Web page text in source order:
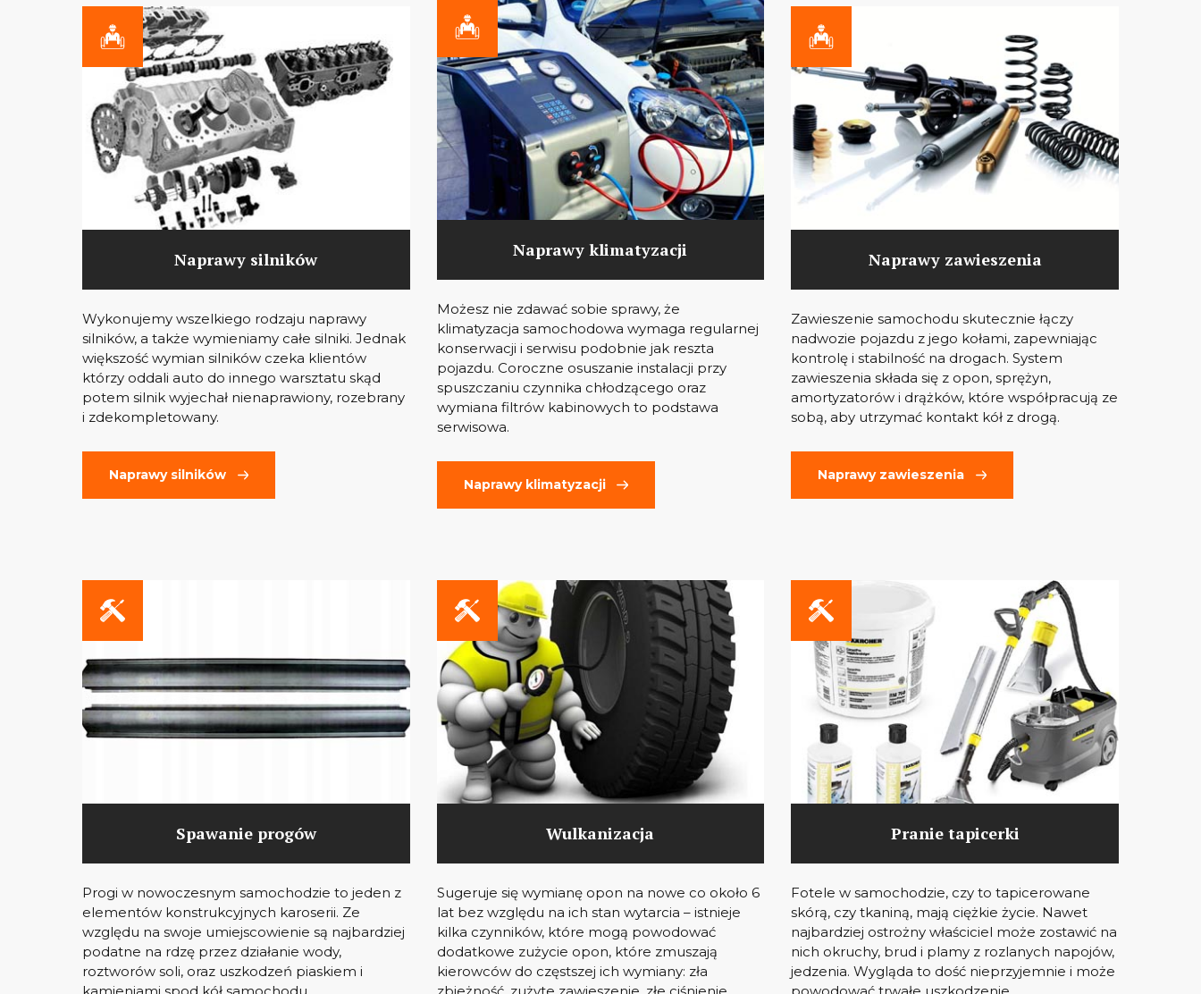
Naprawy silników
Wykonujemy wszelkiego rodzaju naprawy
silników, a także wymieniamy całe silniki. Jednak
większość wymian silników czeka klientów
którzy oddali auto do innego warsztatu skąd
potem silnik wyjechał nienaprawiony, rozebrany
i zdekompletowany.
Naprawy silników
Naprawy klimatyzacji
Możesz nie zdawać sobie sprawy, że
klimatyzacja samochodowa wymaga regularnej
konserwacji i serwisu podobnie jak reszta
pojazdu. Coroczne osuszanie instalacji przy
spuszczaniu czynnika chłodzącego oraz
wymiana filtrów kabinowych to podstawa
serwisowa.
Naprawy klimatyzacji
Naprawy zawieszenia
Zawieszenie samochodu skutecznie łączy
nadwozie pojazdu z jego kołami, zapewniając
kontrolę i stabilność na drogach. System
zawieszenia składa się z opon, sprężyn,
amortyzatorów i drążków, które współpracują ze
sobą, aby utrzymać kontakt kół z drogą.
Naprawy zawieszenia
Spawanie progów
Progi w nowoczesnym samochodzie to jeden z
elementów konstrukcyjnych karoserii. Ze
względu na swoje umiejscowienie są najbardziej
podatne na rdzę przez działanie wody,
roztworów soli, oraz uszkodzeń piaskiem i
Wulkanizacja
Sugeruje się wymianę opon na nowe co około 6
lat bez względu na ich stan wytarcia – istnieje
kilka czynników, które mogą powodować
dodatkowe zużycie opon, które zmuszają
kierowców do częstszej ich wymiany: zła
Pranie tapicerki
Fotele w samochodzie, czy to tapicerowane
skórą, czy tkaniną, mają ciężkie życie. Nawet
najbardziej ostrożny właściciel może zostawić na
nich okruchy, brud i plamy z rozlanych napojów,
jedzenia. Wygląda to dość nieprzyjemnie i może